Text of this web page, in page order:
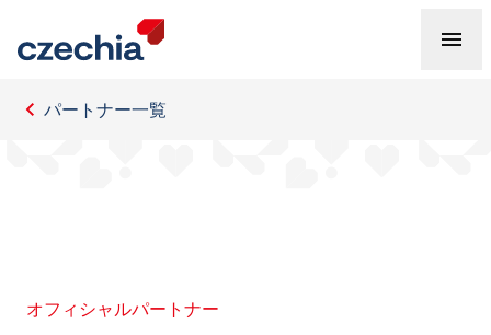
パートナー一覧
オフィシャルパートナー